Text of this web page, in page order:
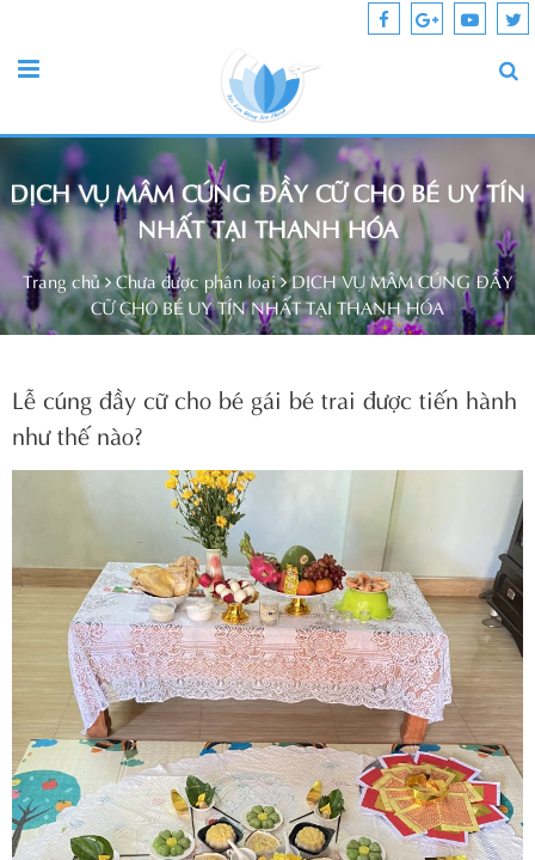
DỊCH VỤ MÂM CÚNG ĐẦY CỮ CHO BÉ UY TÍN
NHẤT TẠI THANH HÓA
Trang chủ Chưa được phân loại DỊCH VỤ MÂM CÚNG ĐẦY
CỮ CHO BÉ UY TÍN NHẤT TẠI THANH HÓA
Lễ cúng đầy cữ cho bé gái bé trai được tiến hành
như thế nào?